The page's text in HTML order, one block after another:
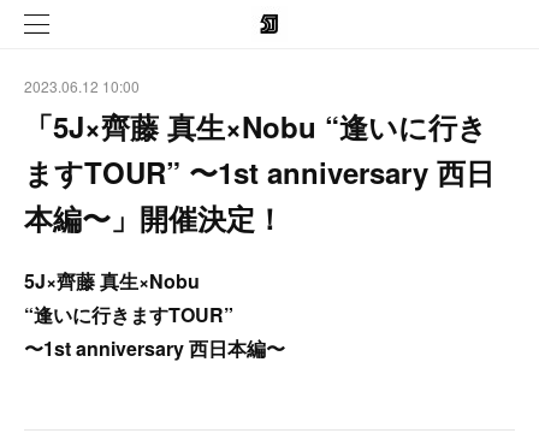
2023.06.12 10:00
「5J×齊藤 真生×Nobu “逢いに行き
ますTOUR” 〜1st anniversary 西日
本編〜」開催決定！
5J×齊藤 真生×Nobu
“逢いに行きますTOUR”
〜1st anniversary 西日本編〜